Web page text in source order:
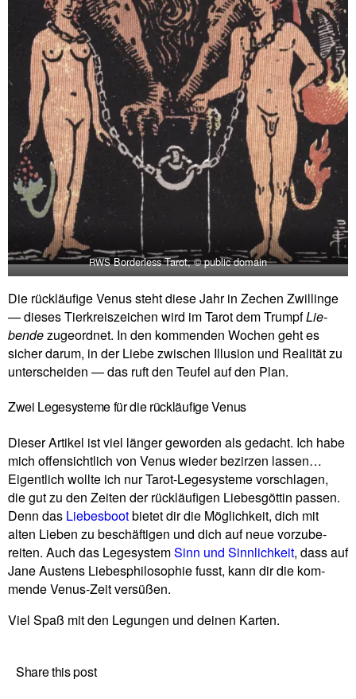
RWSBor­der­less Tarot, © public domain
Die rück­läu­fige Venus steht diese Jahr in Zechen Zwil­linge
— dieses Tier­kreis­zei­chen wird im Tarot dem TrumpfLie­
bendezuge­ordnet. In den kom­menden Wochen geht es
sicher darum, in der Liebe zwi­schen Illu­sion und Rea­lität zu
unter­scheiden — das ruft den Teufel auf den Plan.
Zwei Legesysteme für die rückläufige Venus
Dieser Artikel ist viel länger geworden als gedacht. Ich habe
mich offen­sicht­lich von Venus wieder bezirzen lassen…
Eigent­lich wollte ich nur Tarot-Lege­sy­steme vor­schlagen,
die gut zu den Zeiten der rück­läu­figen Lie­bes­göttin passen.
Denn das Lie­bes­bootbietet dir die Mög­lich­keit, dich mit
alten Lieben zu beschäf­tigen und dich auf neue vor­zu­be­
reiten. Auch das Lege­sy­stemSinn und Sinn­lich­keit, dass auf
Jane Austens Lie­bes­phi­lo­so­phie fusst, kann dir die kom­
mende Venus-Zeit versüßen.
Viel Spaß mit den Legungen und deinen Karten.
Share this post